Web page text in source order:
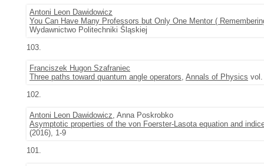
Antoni Leon Dawidowicz
You Can Have Many Professors but Only One Mentor (
Wydawnictwo Politechniki Śląskiej
103.
Franciszek Hugon Szafraniec
Three paths toward quantum angle operators, Annals of Physics vol.
102.
Antoni Leon Dawidowicz, Anna Poskrobko
Asymptotic properties of the von Foerster-Lasota equation and
(2016), 1-9
101.